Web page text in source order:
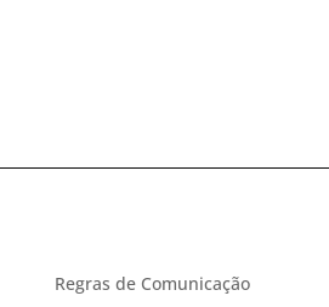
Regras de Comunicação